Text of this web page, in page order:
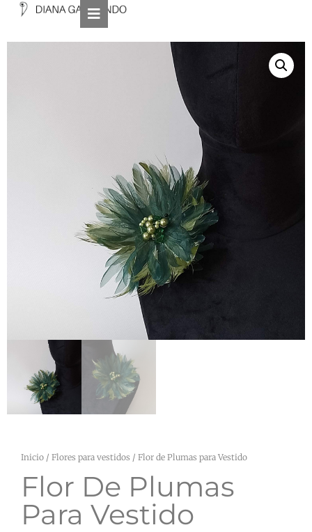
Inicio / Flores para vestidos / Flor de Plumas para Vestido
Flor De Plumas
Para Vestido